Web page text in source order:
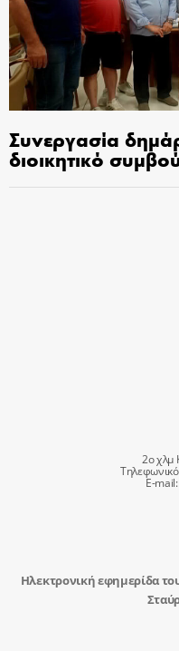
Συνεργασία
διοικητικό
2ο χλμ
E-mail:
Ηλεκτρονική εφημερίδα